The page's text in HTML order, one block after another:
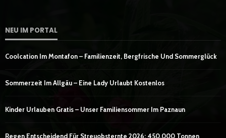
NEU IM PORTAL
Coolcation Im Montafon – Familienzeit, Bergfrische Und Sommerglück
Sommerzeit Im Allgäu – Eine Lady Urlaubt Kostenlos
Kinder Urlauben Gratis – Unser Familiensommer Im Paznaun
Regen Entscheidend Für Streuobsternte 2026: 450.000 Tonnen